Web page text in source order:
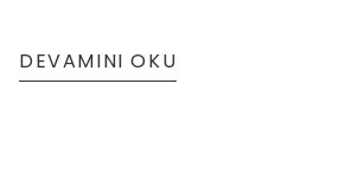
DEVAMINI OKU